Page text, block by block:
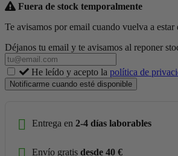
Fuera de stock temporalmente
Te avisamos por email cuando vuelva a estar
Déjanos tu email y te avisamos al reponer
He leído y acepto la política de
Notificarme cuando esté disponible
Entrega en 2-4 días laborables
Envío gratis desde 40 €